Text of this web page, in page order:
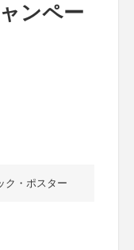
ンペー
ク・ポスター